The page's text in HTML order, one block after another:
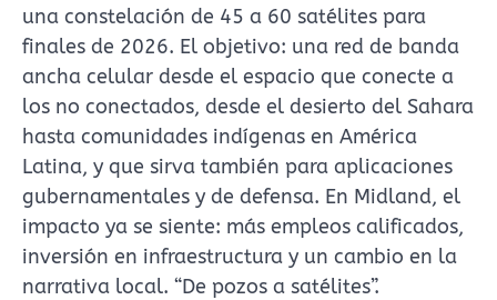
una constelación de 45 a 60 satélites para
finales de 2026. El objetivo: una red de banda
ancha celular desde el espacio que conecte a
los no conectados, desde el desierto del Sahara
hasta comunidades indígenas en América
Latina, y que sirva también para aplicaciones
gubernamentales y de defensa. En Midland, el
impacto ya se siente: más empleos calificados,
inversión en infraestructura y un cambio en la
narrativa local. “De pozos a satélites”.